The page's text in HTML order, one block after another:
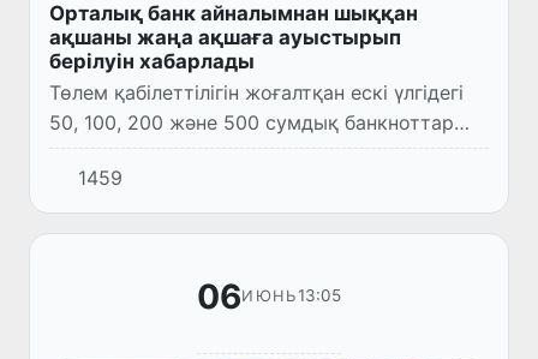
Орталық банк айналымнан шыққан
ақшаны жаңа ақшаға ауыстырып
берілуін хабарлады
Төлем қабілеттілігін жоғалтқан ескі үлгідегі
50, 100, 200 және 500 сумдық банкноттар
мен 50 және 100 сумдық монеталар Орталық
банктің Есеп-қисап касса орталықтары
арқылы қабылданад...
1459
06ИЮНЬ13:05